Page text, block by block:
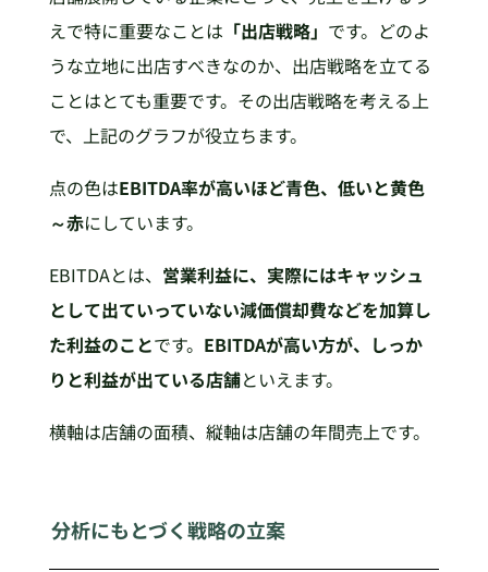
えで特に重要なことは 「出店戦略」 です。どのよ
うな立地に出店すべきなのか、出店戦略を立てる
ことはとても重要です。その出店戦略を考える上
で、上記のグラフが役立ちます。
点の色はEBITDA率が高いほど青色、低いと黄色
～赤にしています。
EBITDAとは、 営業利益に、実際にはキャッシュ
として出ていっていない減価償却費などを加算し
た利益のことです。 EBITDAが高い方が、しっか
りと利益が出ている店舗といえます。
横軸は店舗の面積、縦軸は店舗の年間売上です。
分析にもとづく戦略の立案